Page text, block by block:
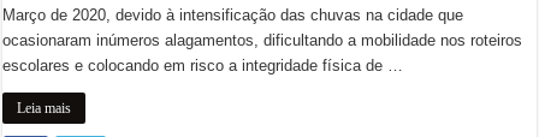
Março de 2020, devido à intensificação das chuvas na cidade que
ocasionaram inúmeros alagamentos, dificultando a mobilidade nos roteiros
escolares e colocando em risco a integridade física de …
Leia mais